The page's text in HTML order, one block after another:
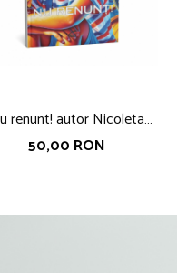
renunt! autor Nicoleta
Fotau- Ababei
50,00 RON